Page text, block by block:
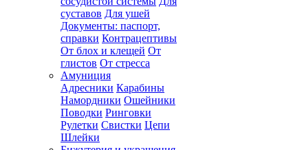
суставов Для ушей
Документы: паспорт,
справки Контрацептивы
От блох и клещей От
глистов От стресса
Амуниция
Адресники Карабины
Намордники Ошейники
Поводки Ринговки
Рулетки Свистки Цепи
Шлейки